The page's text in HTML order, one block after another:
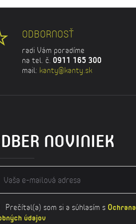
ODBORNOSŤ
radi Vám poradíme
na tel. č. 0911 165 300
mail: kanty@kanty.sk
NOVINIEK
Prečítal(a) som si a súhlasím s Ochrana
údajov